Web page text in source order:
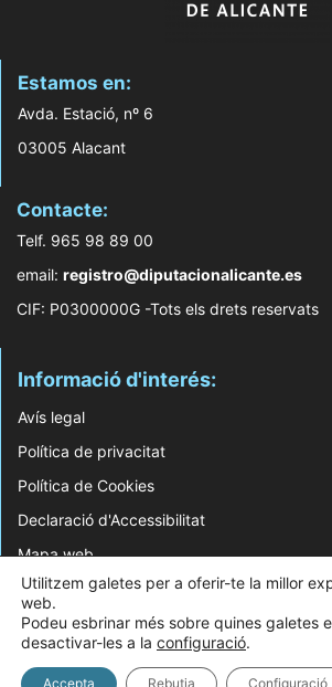
Estamos en:
Avda. Estació, nº 6
03005 Alacant
Contacte:
Telf. 965 98 89 00
email: registro@diputacionalicante.es
CIF: P0300000G -Tots els drets reservats
Informació d'interés:
Avís legal
Política de privacitat
Política de Cookies
Declaració d'Accessibilitat
Mapa web
© 2026 Web Desenvolupada pel Servei
Utilitzem galetes per a oferir-te la millor
web.
Podeu esbrinar més sobre quines galetes
desactivar-les a la configuració.
Accepta Rebutja Configuració